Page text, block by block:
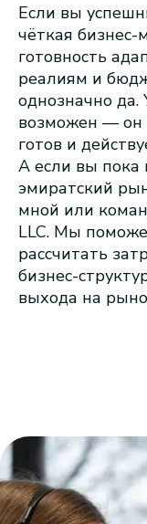
Если вы
чёткая
готовность
реалиям и
однозначно да.
возможен — он
готов и
А если вы пока
эмиратский
мной или
LLC. Мы
рассчитать
бизнес-
выхода на